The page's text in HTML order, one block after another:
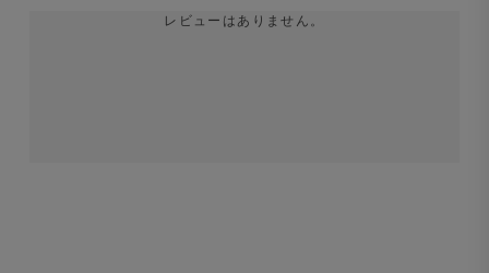
レビューはありません。